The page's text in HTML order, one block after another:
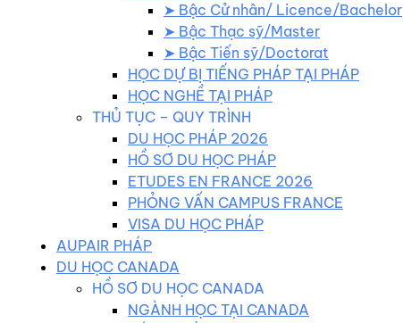
➤ Bậc Cử nhân/ Licence/Bachelor
➤ Bậc Thạc sỹ/Master
➤ Bậc Tiến sỹ/Doctorat
HỌC DỰ BỊ TIẾNG PHÁP TẠI PHÁP
HỌC NGHỀ TẠI PHÁP
THỦ TỤC – QUY TRÌNH
DU HỌC PHÁP 2026
HỒ SƠ DU HỌC PHÁP
ETUDES EN FRANCE 2026
PHỎNG VẤN CAMPUS FRANCE
VISA DU HỌC PHÁP
AUPAIR PHÁP
DU HỌC CANADA
HỒ SƠ DU HỌC CANADA
NGÀNH HỌC TẠI CANADA